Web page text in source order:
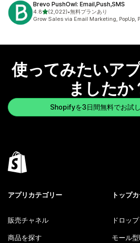
Brevo PushOwl: Email,Push,SMS
4.85つ星中
(2,022)
合計レビュー数：2022件
•無料プランあり
Grow Sales via Email Marketing, PopUp,
使ってみたいア
ましたか
Shopifyを3日間無料でお試
アプリカテゴリー
販売チャネル
商品を探す
トップ
ドロッ
モール